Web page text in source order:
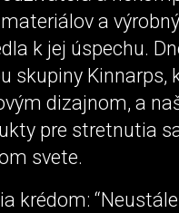
a
k jej úspechu.
skupiny Kinnarps,
dizajnom, a
pre stretnutia
svete.
krédom: “Neustále